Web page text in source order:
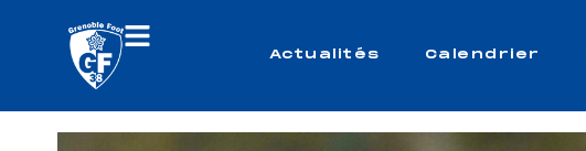
Actualités Calendrier